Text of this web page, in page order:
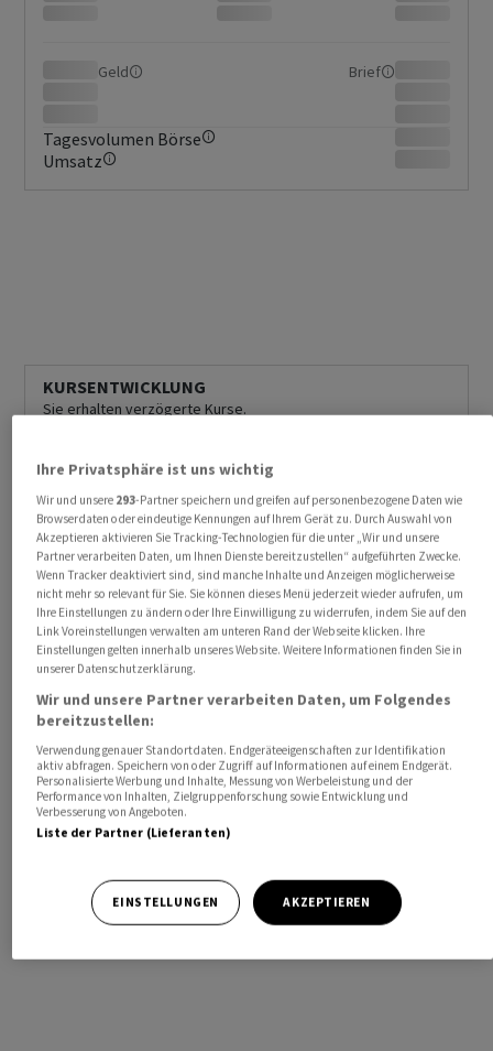
Geld Brief
Tagesvolumen Börse
Umsatz
KURSENTWICKLUNG
Sie erhalten verzögerte Kurse.
Ihre Privatsphäre ist uns wichtig
Wir und unsere 293-Partner speichern und greifen auf personenbezogene Daten wie
Browserdaten oder eindeutige Kennungen auf Ihrem Gerät zu. Durch Auswahl von
Akzeptieren aktivieren Sie Tracking-Technologien für die unter „Wir und unsere
Partner verarbeiten Daten, um Ihnen Dienste bereitzustellen“ aufgeführten Zwecke.
Wenn Tracker deaktiviert sind, sind manche Inhalte und Anzeigen möglicherweise
nicht mehr so relevant für Sie. Sie können dieses Menü jederzeit wieder aufrufen, um
Ihre Einstellungen zu ändern oder Ihre Einwilligung zu widerrufen, indem Sie auf den
Link Voreinstellungen verwalten am unteren Rand der Webseite klicken. Ihre
Einstellungen gelten innerhalb unseres Website. Weitere Informationen finden Sie in
unserer Datenschutzerklärung.
Wir und unsere Partner verarbeiten Daten, um Folgendes
bereitzustellen:
Verwendung genauer Standortdaten. Endgeräteeigenschaften zur Identifikation
aktiv abfragen. Speichern von oder Zugriff auf Informationen auf einem Endgerät.
Personalisierte Werbung und Inhalte, Messung von Werbeleistung und der
Performance von Inhalten, Zielgruppenforschung sowie Entwicklung und
Verbesserung von Angeboten.
Liste der Partner (Lieferanten)
EINSTELLUNGEN AKZEPTIEREN